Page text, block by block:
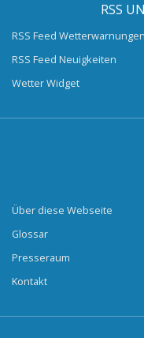
RSS
RSS Feed Wetterwarnungen
RSS Feed Neuigkeiten
Wetter Widget
Über diese Webseite
Glossar
Presseraum
Kontakt